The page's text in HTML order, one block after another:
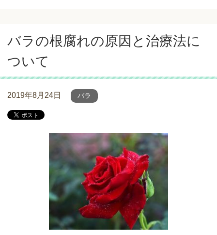
バラの根腐れの原因と治療法に
ついて
2019年8月24日 バラ